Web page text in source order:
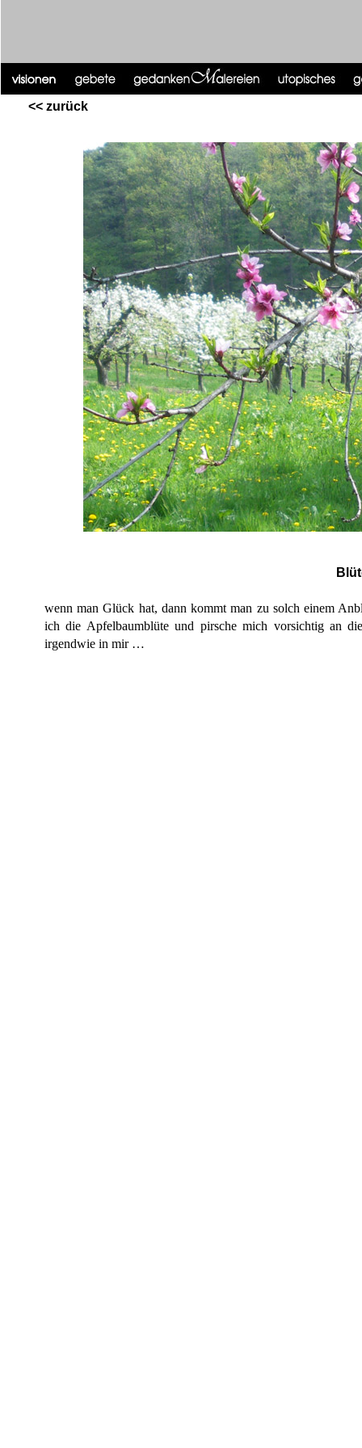
<< zurück
wenn man Glück hat, dann kommt man zu solch einem
ich die Apfelbaumblüte und pirsche mich vorsichtig an
irgendwie in mir …